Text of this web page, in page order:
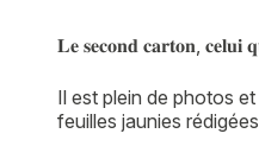
𝐋𝐞 𝐬𝐞𝐜𝐨𝐧𝐝 𝐜𝐚𝐫𝐭𝐨𝐧, 𝐜𝐞𝐥𝐮𝐢
Il est plein de photos
feuilles jaunies